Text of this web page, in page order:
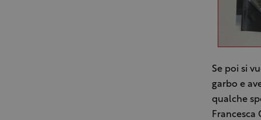
Se poi si
garbo e
qualche